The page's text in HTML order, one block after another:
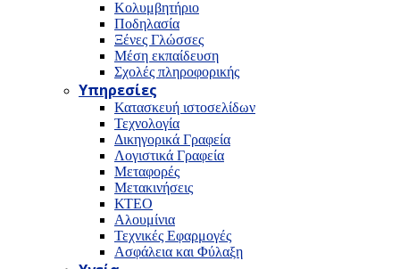
Κολυμβητήριο
Ποδηλασία
Ξένες Γλώσσες
Μέση εκπαίδευση
Σχολές πληροφορικής
Υπηρεσίες
Κατασκευή ιστοσελίδων
Τεχνολογία
Δικηγορικά Γραφεία
Λογιστικά Γραφεία
Μεταφορές
Μετακινήσεις
ΚΤΕΟ
Αλουμίνια
Τεχνικές Εφαρμογές
Ασφάλεια και Φύλαξη